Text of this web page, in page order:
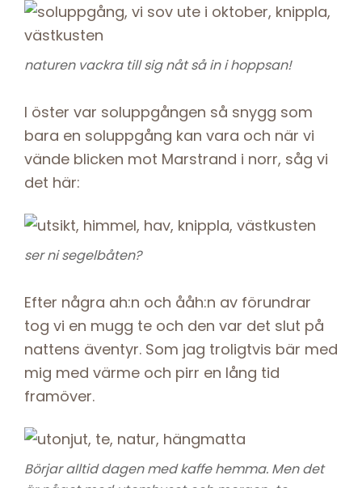
naturen vackra till sig nåt så in i hoppsan!
I öster var soluppgången så snygg som
bara en soluppgång kan vara och när vi
vände blicken mot Marstrand i norr, såg vi
det här:
ser ni segelbåten?
Efter några ah:n och ååh:n av förundrar
tog vi en mugg te och den var det slut på
nattens äventyr. Som jag troligtvis bär med
mig med värme och pirr en lång tid
framöver.
Börjar alltid dagen med kaffe hemma. Men det